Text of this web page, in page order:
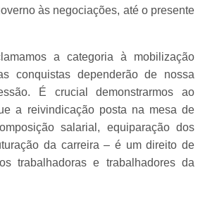
às negociações, até o presente
a categoria à mobilização
conquistas dependerão de nossa
É crucial demonstrarmos ao
a reivindicação posta na mesa de
salarial, equiparação dos
da carreira – é um direito de
trabalhadoras e trabalhadores da